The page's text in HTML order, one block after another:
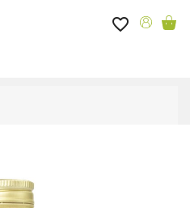
favorite_border